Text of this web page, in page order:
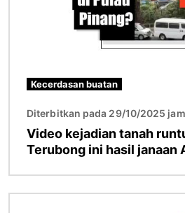
Kecerdasan buatan
Diterbitkan pada 29/10/2025
Video kejadian tanah
Terubong ini hasil janaan